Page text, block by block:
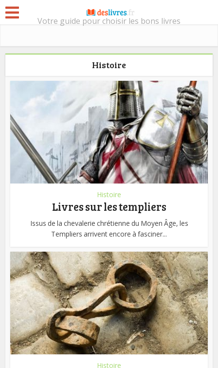
Votre guide pour choisir les bons livres
Histoire
Histoire
Livres sur les templiers
Issus de la chevalerie chrétienne du Moyen Âge, les
Templiers arrivent encore à fasciner...
Histoire